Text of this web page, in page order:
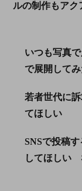
ルの制作もアク
いつも写真
で展開して
若者世代に
てほしい
SNSで投稿
してほしい